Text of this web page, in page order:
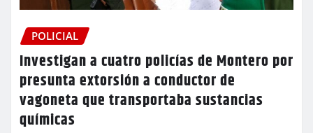
POLICIAL
Investigan a cuatro policías de Montero por
presunta extorsión a conductor de
vagoneta que transportaba sustancias
químicas